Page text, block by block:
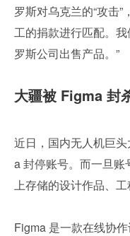
罗斯对乌克兰的“攻击
工的捐款进行匹配。
罗斯公司出售产品。”
大疆被 Figma 封
近日，国内无人机巨
a 封停账号。而一旦
上存储的设计作品、工
Figma 是一款在线协